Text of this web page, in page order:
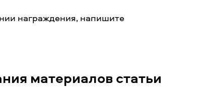
награждения, напишите
материалов статьи